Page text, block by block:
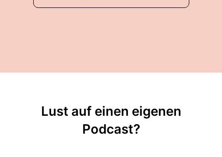
Lust auf einen eigenen
Podcast?